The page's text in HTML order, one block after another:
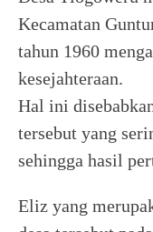
Kecamatan
tahun 1960
kesejahteraan.
Hal ini
tersebut yang
sehingga hasil
Eliz yang